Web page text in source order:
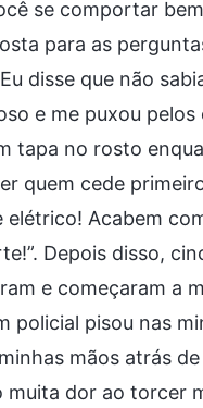
se comportar
para as
disse que não
e me puxou pelos
tapa no rosto
quem cede
elétrico! Acabem
Depois disso,
e começaram a
policial pisou nas
mãos atrás
muita dor ao torcer